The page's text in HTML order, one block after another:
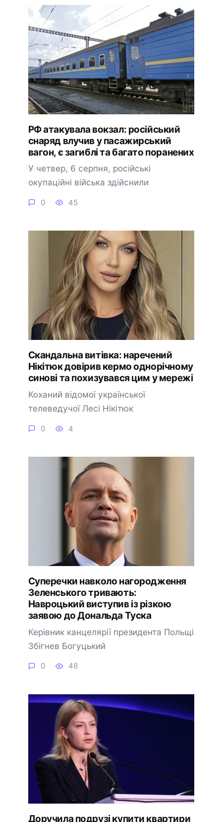
РФ атакувала вокзал: російський
снаряд влучив у пасажирський
вагон, є загиблі та багато поранених
У четвер, 6 серпня, російські
окупаційні війська здійснили
0 45
Скандальна витівка: наречений
Нікітюк довірив кермо однорічному
синові та похизувався цим у мережі
Коханий відомої української
телеведучої Лесі Нікітюк
0 4
Суперечки навколо нагородження
Зеленського тривають:
Навроцький виступив із різкою
заявою до Дональда Туска
Керівник канцелярії президента Польщі
Збігнев Богуцький
0 48
Доручила подрузі купити квартири